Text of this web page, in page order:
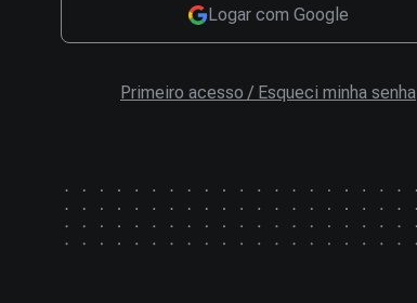
Logar com Google
Primeiro acesso / Esqueci minha senha